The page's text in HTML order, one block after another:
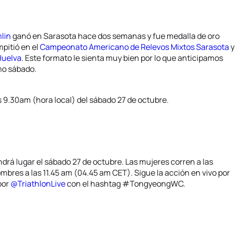
ganó en Sarasota hace dos semanas y fue medalla de oro
en elCampeonato Americano de Relevos Mixtos Sarasotay
. Este formato le sienta muy bien por lo que anticipamos
sábado.
9.30am (hora local) del sábado 27 de octubre.
lugar el sábado 27 de octubre. Las mujeres corren a las
a las 11.45 am (04.45 am CET). Sigue la acción en vivo por
@TriathlonLivecon el hashtag #TongyeongWC.